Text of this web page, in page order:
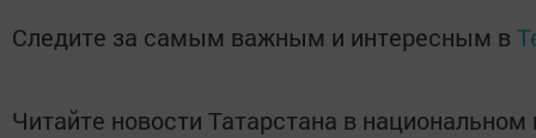
Следите за самым важным и интересным в
Читайте новости Татарстана в